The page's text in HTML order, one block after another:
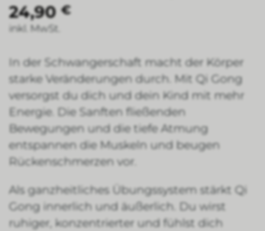
Bewertet
mit5von
5, basierend
7
24,90€
inkl. MwSt.
In der Schwangerschaft macht der Körper
starke Veränderungen durch. Mit Qi Gong
versorgst du dich und dein Kind mit mehr
Energie. Die Sanften fließenden
Bewegungen und die tiefe Atmung
entspannen die Muskeln und beugen
Rückenschmerzen vor.
Als ganzheitliches Übungssystem stärkt Qi
Gong innerlich und äußerlich. Du wirst
ruhiger, konzentrierter und fühlst dich